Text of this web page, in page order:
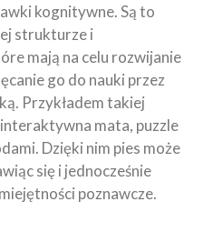
kognitywne. Są to
strukturze i
mają na celu rozwijanie
go do nauki przez
Przykładem takiej
mata, puzzle
Dzięki nim pies może
się i jednocześnie
poznawcze.